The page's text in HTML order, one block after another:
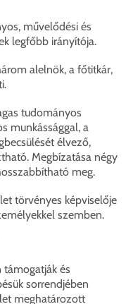
művelődési és
legfőbb irányítója.
alelnök, a főtitkár,
tudományos
munkássággal, a
élvező,
Megbízatása négy
meg.
törvényes képviselője
szemben.
és
sorrendjében
meghatározott